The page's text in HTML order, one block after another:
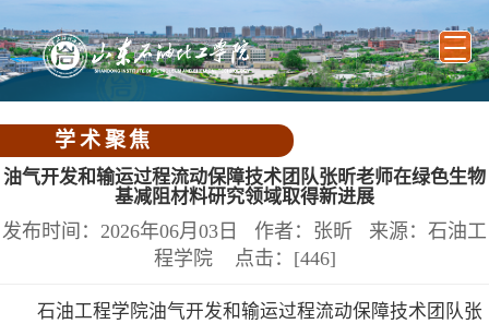
学术聚焦
油气开发和输运过程流动保障技术团队张昕老师在绿色生物
基减阻材料研究领域取得新进展
发布时间：2026年06月03日 作者：张昕 来源：石油工
程学院 点击：[446]
石油工程学院油气开发和输运过程流动保障技术团队张